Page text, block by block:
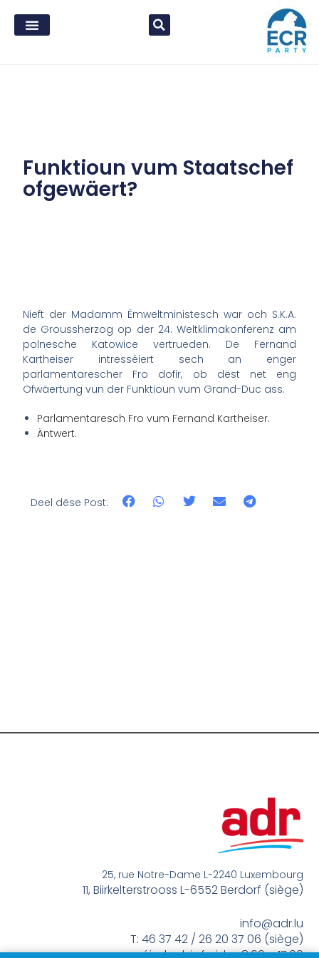
Funktioun vum Staatschef
ofgewäert?
Nieft der Madamm Ëmweltministesch war och S.K.A.
de Groussherzog op der 24. Weltklimakonferenz am
polnesche Katowice vertrueden. De Fernand
Kartheiser intresséiert sech an enger
parlamentarescher Fro dofir, ob dëst net eng
Ofwäertung vun der Funktioun vum Grand-Duc ass.
Parlamentaresch Fro vum Fernand Kartheiser.
Äntwert.
Deel dëse Post:
25, rue Notre-Dame L-2240 Luxembourg
11, Biirkelterstrooss L-6552 Berdorf (siège)
info@adr.lu
T: 46 37 42 / 26 20 37 06 (siège)